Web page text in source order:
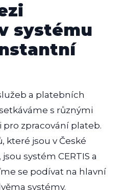
systému
a platebních
s různými
zpracování plateb.
které jsou v České
systém CERTIS a
se podívat na hlavní
systémy.